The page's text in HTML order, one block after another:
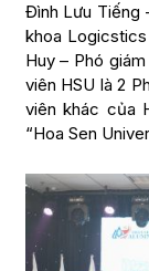
Đình Lưu Tiếng
khoa
Huy – Phó
viên HSU là 2
viên khác của
“Hoa Sen